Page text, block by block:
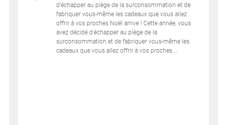
d'échapper au piège de la surconsommation et de
fabriquer vous-même les cadeaux que vous allez
offrir à vos proches Noël arrive ! Cette année, vous
avez décidé d'échapper au piège de la
surconsommation et de fabriquer vous-même les
cadeaux que vous allez offrir à vos proches....